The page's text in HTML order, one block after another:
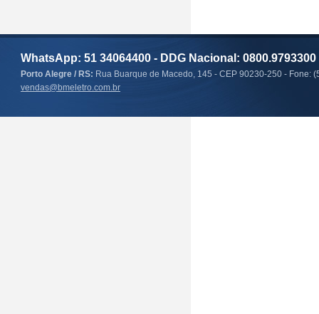
WhatsApp: 51 34064400 - DDG Nacional: 0800.9793300
Porto Alegre / RS: Rua Buarque de Macedo, 145 - CEP 90230-250 - Fone:
vendas@bmeletro.com.br